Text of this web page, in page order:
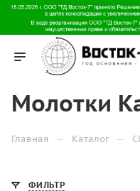
Молотки
Главная — Каталог —
ФИЛЬТР